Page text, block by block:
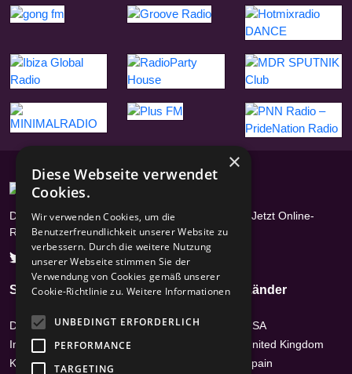
Das Radioportal mit über 17400 Radiosendern - Jetzt Online-
Radios hören
Seiten
Datenschutz
Impressum /
Kontakt
Genres
Hits
News-Talk
Länder
USA
United Kingdom
Spain
×
Diese Webseite verwendet
Cookies.
Wir verwenden Cookies, um die
Benutzerfreundlichkeit unserer Website zu
verbessern. Durch die weitere Nutzung
unserer Webseite stimmen Sie der
Verwendung von Cookies gemäß unserer
Cookie-Richtlinie zu. Weitere Informationen
UNBEDINGT ERFORDERLICH
PERFORMANCE
TARGETING